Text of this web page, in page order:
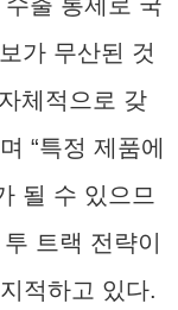
가 무산된 것
체적으로 갖
“특정 제품에
될 수 있으므
트랙 전략이
적하고 있다.